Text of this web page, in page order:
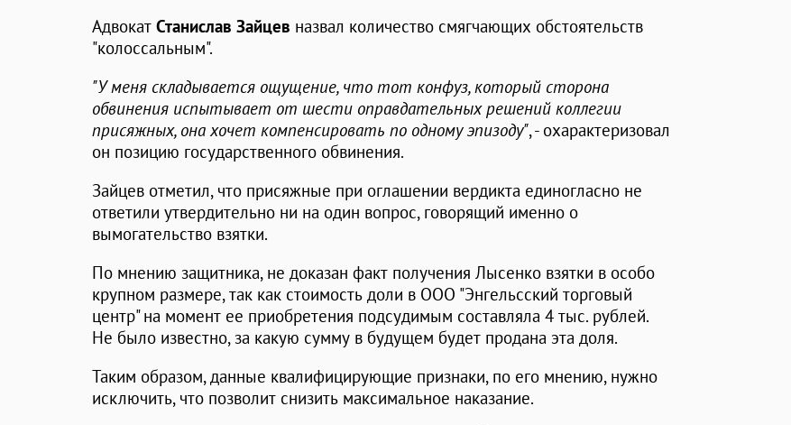
Адвокат Станислав Зайцев назвал количество смягчающих обстоятельств
"колоссальным".
"У меня складывается ощущение, что тот конфуз, который сторона
обвинения испытывает от шести оправдательных решений коллегии
присяжных, она хочет компенсировать по одному эпизоду", - охарактеризовал
он позицию государственного обвинения.
Зайцев отметил, что присяжные при оглашении вердикта единогласно не
ответили утвердительно ни на один вопрос, говорящий именно о
вымогательство взятки.
По мнению защитника, не доказан факт получения Лысенко взятки в особо
крупном размере, так как стоимость доли в ООО "Энгельсский торговый
центр" на момент ее приобретения подсудимым составляла 4 тыс. рублей.
Не было известно, за какую сумму в будущем будет продана эта доля.
Таким образом, данные квалифицирующие признаки, по его мнению, нужно
исключить, что позволит снизить максимальное наказание.